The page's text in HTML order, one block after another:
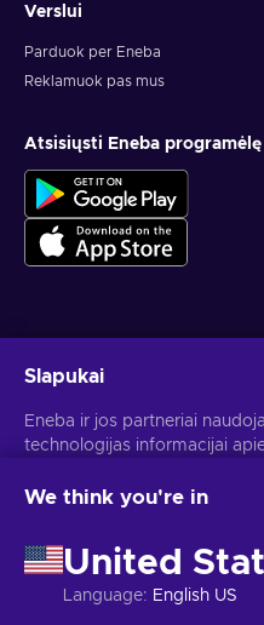
Verslui
Parduok per Eneba
Reklamuok pas mus
Atsisiųsti Eneba programėlę
Atšaukti prenumeratą gali bet
Slapukai
Eneba ir jos partneriai
technologijas informacijai
pagerintume svetainės turinį,
skelbimams personalizuoti.
Spustelėjus "Sutinku su
partneriai naudotų šias
We think you're in
United
Language: English US